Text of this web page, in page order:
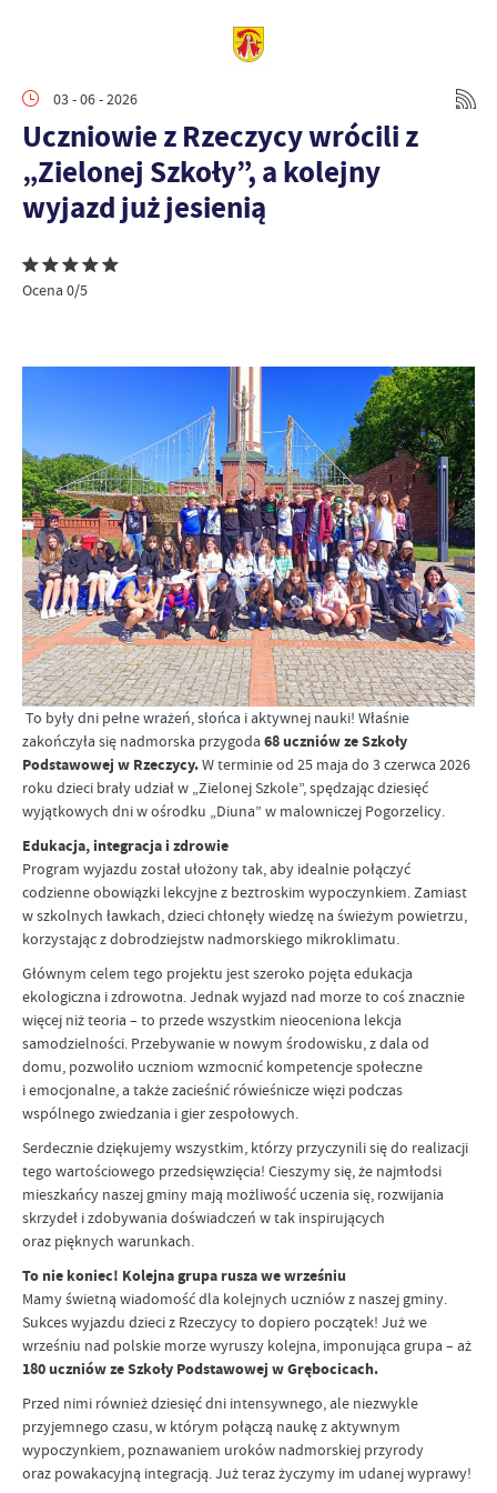
03 - 06 - 2026
Uczniowie z Rzeczycy wrócili z
„Zielonej Szkoły”, a kolejny
wyjazd już jesienią
Ocena 0/5
To były dni pełne wrażeń, słońca i aktywnej nauki! Właśnie
zakończyła się nadmorska przygoda 68 uczniów ze Szkoły
Podstawowej w Rzeczycy.W terminie od 25 maja do 3 czerwca 2026
roku dzieci brały udział w „Zielonej Szkole”, spędzając dziesięć
wyjątkowych dni w ośrodku „Diuna” w malowniczej Pogorzelicy.
Edukacja, integracja i zdrowie
Program wyjazdu został ułożony tak, aby idealnie połączyć
codzienne obowiązki lekcyjne z beztroskim wypoczynkiem. Zamiast
w szkolnych ławkach, dzieci chłonęły wiedzę na świeżym powietrzu,
korzystając z dobrodziejstw nadmorskiego mikroklimatu.
Głównym celem tego projektu jest szeroko pojęta edukacja
ekologiczna i zdrowotna. Jednak wyjazd nad morze to coś znacznie
więcej niż teoria – to przede wszystkim nieoceniona lekcja
samodzielności. Przebywanie w nowym środowisku, z dala od
domu, pozwoliło uczniom wzmocnić kompetencje społeczne
i emocjonalne, a także zacieśnić rówieśnicze więzi podczas
wspólnego zwiedzania i gier zespołowych.
Serdecznie dziękujemy wszystkim, którzy przyczynili się do realizacji
tego wartościowego przedsięwzięcia! Cieszymy się, że najmłodsi
mieszkańcy naszej gminy mają możliwość uczenia się, rozwijania
skrzydeł i zdobywania doświadczeń w tak inspirujących
oraz pięknych warunkach.
To nie koniec! Kolejna grupa rusza we wrześniu
Mamy świetną wiadomość dla kolejnych uczniów z naszej gminy.
Sukces wyjazdu dzieci z Rzeczycy to dopiero początek! Już we
wrześniu nad polskie morze wyruszy kolejna, imponująca grupa – aż
180 uczniów ze Szkoły Podstawowej w Grębocicach.
Przed nimi również dziesięć dni intensywnego, ale niezwykle
przyjemnego czasu, w którym połączą naukę z aktywnym
wypoczynkiem, poznawaniem uroków nadmorskiej przyrody
oraz powakacyjną integracją. Już teraz życzymy im udanej wyprawy!